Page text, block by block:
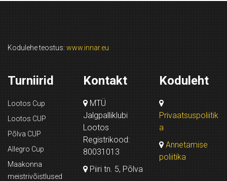
Kodulehe teostus: www.innar.eu
Turniirid
Lootos Cup
Lootos CUP
Põlva CUP
Allegro Cup
Maakonna
meistrivõistlused
Kontakt
MTÜ
Jalgpalliklubi
Lootos
Registrikood:
80031013
Piiri tn. 5, Põlva
Koduleht
Privaatsuspoliitik
a
Annetamise
poliitika